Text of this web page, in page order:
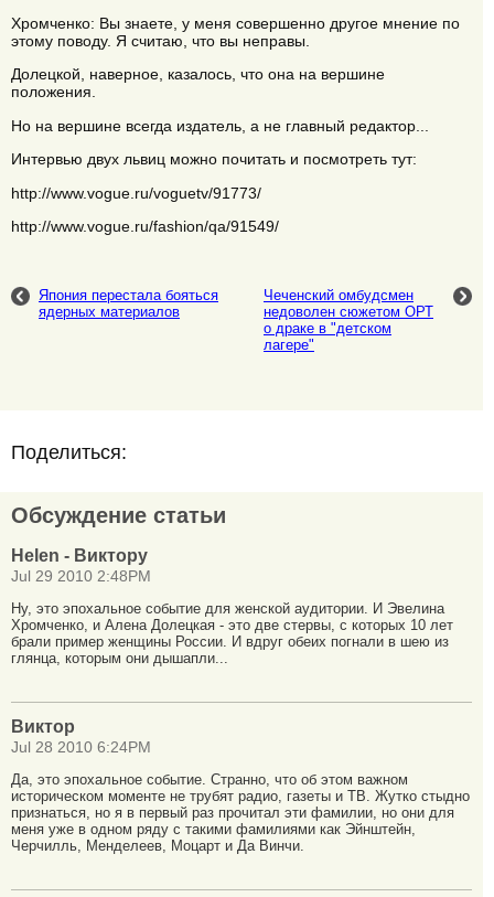
Хромченко: Вы знаете, у меня совершенно другое мнение по
этому поводу. Я считаю, что вы неправы.
Долецкой, наверное, казалось, что она на вершине
положения.
Но на вершине всегда издатель, а не главный редактор...
Интервью двух львиц можно почитать и посмотреть тут:
http://www.vogue.ru/voguetv/91773/
http://www.vogue.ru/fashion/qa/91549/
Япония перестала бояться
ядерных материалов
Чеченский омбудсмен
недоволен сюжетом ОРТ
о драке в "детском
лагере"
Поделиться:
Обсуждение статьи
Helen - Виктору
Jul 29 2010 2:48PM
Ну, это эпохальное событие для женской аудитории. И Эвелина
Хромченко, и Алена Долецкая - это две стервы, с которых 10 лет
брали пример женщины России. И вдруг обеих погнали в шею из
глянца, которым они дышапли...
Виктор
Jul 28 2010 6:24PM
Да, это эпохальное событие. Странно, что об этом важном
историческом моменте не трубят радио, газеты и ТВ. Жутко стыдно
признаться, но я в первый раз прочитал эти фамилии, но они для
меня уже в одном ряду с такими фамилиями как Эйнштейн,
Черчилль, Менделеев, Моцарт и Да Винчи.